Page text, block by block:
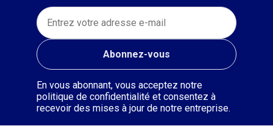
En vous abonnant, vous acceptez notre
politique de confidentialité et consentez à
recevoir des mises à jour de notre entreprise.